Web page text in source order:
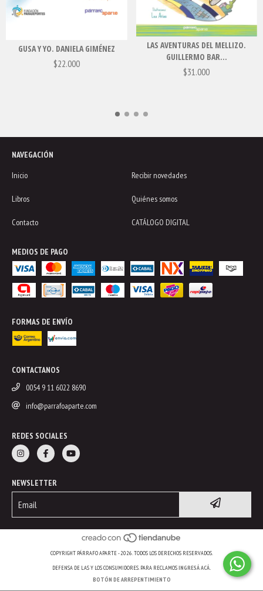
GUSA Y YO. DANIELA GIMÉNEZ
$22.000
LAS AVENTURAS DEL MELLIZO.
GUILLERMO BAR...
$31.000
NAVEGACIÓN
Inicio
Recibir novedades
Libros Quiénes somos
Contacto CATÁLOGO DIGITAL
MEDIOS DE PAGO
FORMAS DE ENVÍO
CONTACTANOS
0054 9 11 6022 8690
info@parrafoaparte.com
REDES SOCIALES
NEWSLETTER
COPYRIGHT PÁRRAFO APARTE - 2026. TODOS LOS DERECHOS RESERVADOS.
DEFENSA DE LAS Y LOS CONSUMIDORES. PARA RECLAMOSINGRESÁ ACÁ.
BOTÓN DE ARREPENTIMIENTO